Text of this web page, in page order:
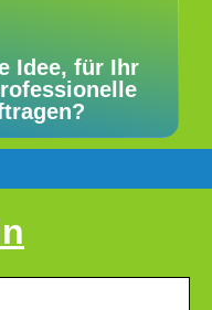
Idee, für Ihr